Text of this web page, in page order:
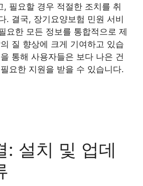
, 필요할 경우 적절한 조치를 취
. 결국, 장기요양보험 민원 서비
요한 모든 정보를 통합적으로 제
질 향상에 크게 기여하고 있습
통해 사용자들은 보다 나은 건
요한 지원을 받을 수 있습니다.
: 설치 및 업데